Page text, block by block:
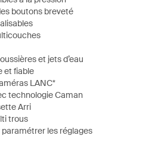
$1'079,90.
boutons breveté
et jets d’eau
et fiable
LANC*
technologie Caman
Arri
trous
les réglages